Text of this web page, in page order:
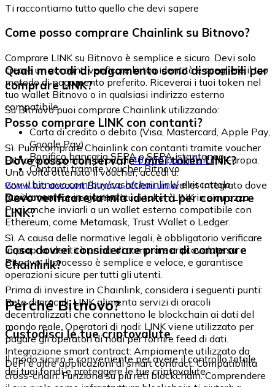
Ti raccontiamo tutto quello che devi sapere
Come posso comprare Chainlink su Bitnovo?
Comprare LINK su Bitnovo è semplice e sicuro. Devi solo
creare un account, verificare la tua identità e scegliere il tuo
metodo di pagamento preferito. Riceverai i tuoi token nel
tuo wallet Bitnovo o in qualsiasi indirizzo esterno
compatibile.
Quali metodi di pagamento sono disponibili per
comprare LINK?
Su Bitnovo puoi comprare Chainlink utilizzando:
Carta di credito o debito (Visa, Mastercard, Apple Pay,
Google Pay)
Bonifico bancario SEPA o SEPA istantaneo
Contanti tramite voucher Bitnovo
Posso comprare LINK con contanti?
Sì. Puoi comprare Chainlink con contanti tramite voucher
Bitnovo, disponibili in più di40.000 punti fisiciin Europa.
Una volta ottenuto il voucher, accedi a:
www.bitnovo.com/buy/cash/chainlink/e riscattalo
rapidamente e in sicurezza.
Dove posso conservare i miei token LINK?
Con il tuo account Bitnovo ottieni un wallet integrato dove
puoi conservare e gestire i tuoi token LINK in sicurezza.
Puoi anche inviarli a un wallet esterno compatibile con
Ethereum, come Metamask, Trust Wallet o Ledger.
Devo verificare la mia identità per comprare
LINK?
Sì. A causa delle normative legali, è obbligatorio verificare
la propria identità prima di comprare criptovalute su
Bitnovo. Il processo è semplice e veloce, e garantisce
operazioni sicure per tutti gli utenti.
Cosa dovrei considerare prima di comprare
Chainlink?
Prima di investire in Chainlink, considera i seguenti punti:
Rete di oracoli: LINK alimenta servizi di oracoli
decentralizzati che connettono le blockchain ai dati del
mondo reale. Operatori di nodi: LINK viene utilizzato per
pagare gli operatori di nodi per fornire feed di dati.
Integrazione smart contract: Ampiamente utilizzato da
DeFi e altre applicazioni di smart contract. Compatibilità
cross-chain: Funziona su più reti blockchain. Comprendere
Perché Bitnovo?
Custodisci le tue criptovalute
Il modo sicuro e conveniente per avere il controllo totale
dei tuoi fondi e proteggere le tue criptovalute.